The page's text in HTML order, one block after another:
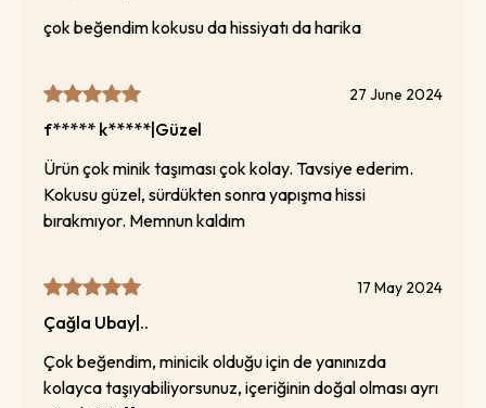
çok beğendim kokusu da hissiyatı da harika
27 June 2024
f***** k***** Güzel
Ürün çok minik taşıması çok kolay. Tavsiye ederim.
Kokusu güzel, sürdükten sonra yapışma hissi
bırakmıyor. Memnun kaldım
17 May 2024
Çağla Ubay ..
Çok beğendim, minicik olduğu için de yanınızda
kolayca taşıyabiliyorsunuz, içeriğinin doğal olması ayrı